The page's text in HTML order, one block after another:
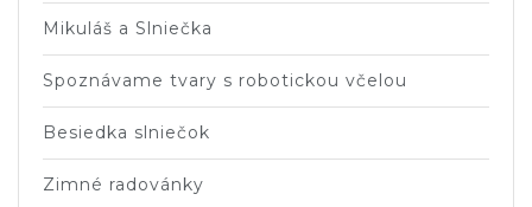
Mikuláš a Slniečka
Spoznávame tvary s robotickou včelou
Besiedka slniečok
Zimné radovánky